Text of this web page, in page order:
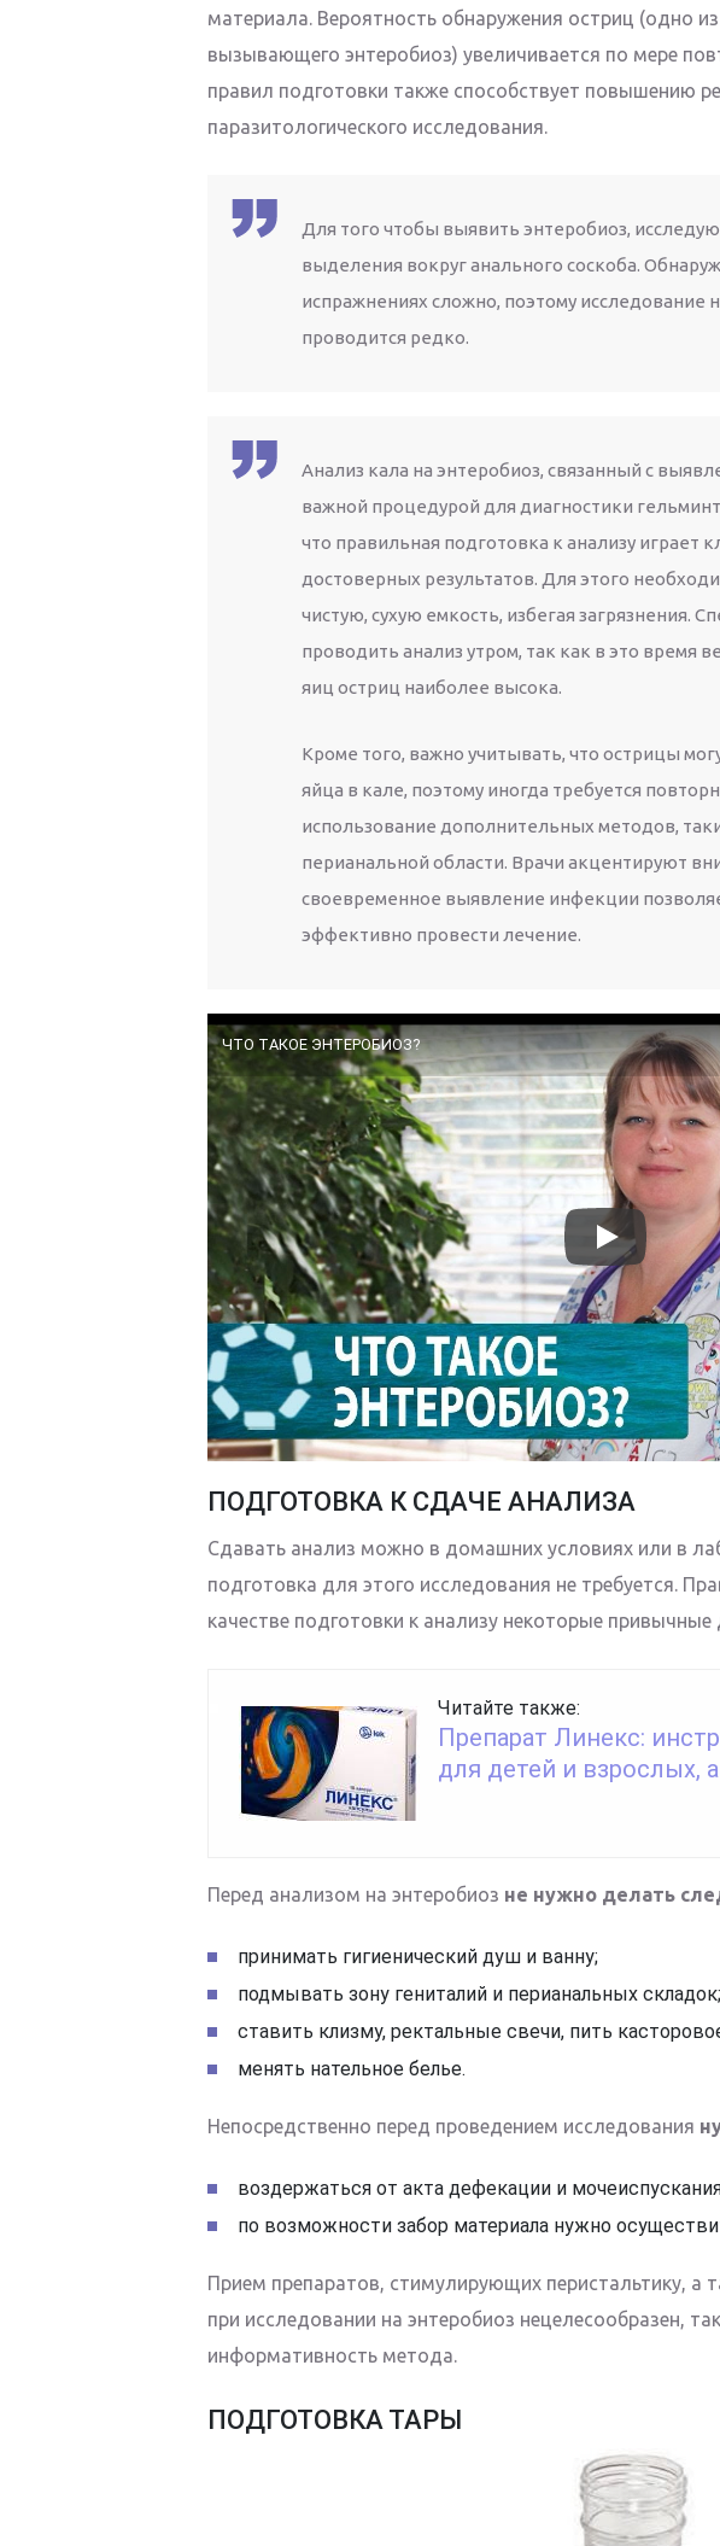
материала. Вероятность обнаружения остриц (одно из
вызывающего энтеробиоз) увеличивается по мере
правил подготовки также способствует повышению
паразитологического исследования.
Для того чтобы выявить энтеробиоз,
выделения вокруг анального соскоба.
испражнениях сложно, поэтому исследование
проводится редко.
Анализ кала на энтеробиоз, связанный с
важной процедурой для диагностики
что правильная подготовка к анализу играет
достоверных результатов. Для этого
чистую, сухую емкость, избегая загрязнения.
проводить анализ утром, так как в это время
яиц остриц наиболее высока.
Кроме того, важно учитывать, что острицы
яйца в кале, поэтому иногда требуется
использование дополнительных методов,
перианальной области. Врачи акцентируют
своевременное выявление инфекции
эффективно провести лечение.
ЧТО ТАКОЕ ЭНТЕРОБИОЗ?
ПОДГОТОВКА К СДАЧЕ АНАЛИЗА
Сдавать анализ можно в домашних условиях или в
подготовка для этого исследования не требуется.
качестве подготовки к анализу некоторые
Читайте также:
Препарат Линекс:
для детей и взрослых,
Перед анализом на энтеробиоз не нужно делать
принимать гигиенический душ и ванну;
подмывать зону гениталий и перианальных складок;
ставить клизму, ректальные свечи, пить
менять нательное белье.
Непосредственно перед проведением исследования
воздержаться от акта дефекации и
по возможности забор материала нужно
Прием препаратов, стимулирующих перистальтику, а
при исследовании на энтеробиоз нецелесообразен,
информативность метода.
ПОДГОТОВКА ТАРЫ